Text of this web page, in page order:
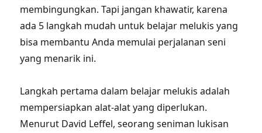
membingungkan. Tapi jangan khawatir, karena
ada 5 langkah mudah untuk belajar melukis yang
bisa membantu Anda memulai perjalanan seni
yang menarik ini.
Langkah pertama dalam belajar melukis adalah
mempersiapkan alat-alat yang diperlukan.
Menurut David Leffel, seorang seniman lukisan